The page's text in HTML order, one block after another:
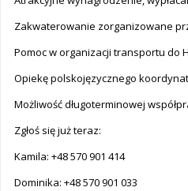
Zakwaterowanie zorganizowane
Pomoc w organizacji transportu do
Opiekę polskojęzycznego
Możliwość długoterminowej
Zgłoś się już teraz:
Kamila: +48 570 901 414
Dominika: +48 570 901 033